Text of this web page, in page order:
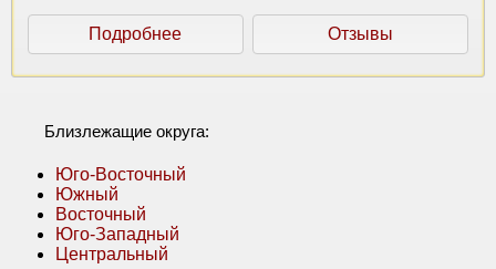
Подробнее Отзывы
Близлежащие округа:
Юго-Восточный
Южный
Восточный
Юго-Западный
Центральный